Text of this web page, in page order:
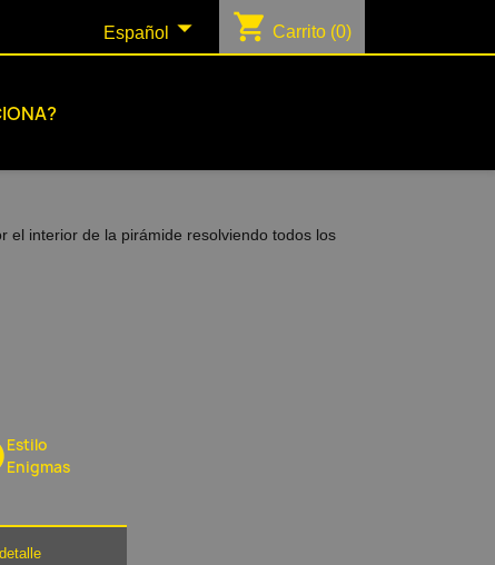
Español shopping_cart Carrito (0)
el interior de la pirámide resolviendo todos los
Estilo
Enigmas